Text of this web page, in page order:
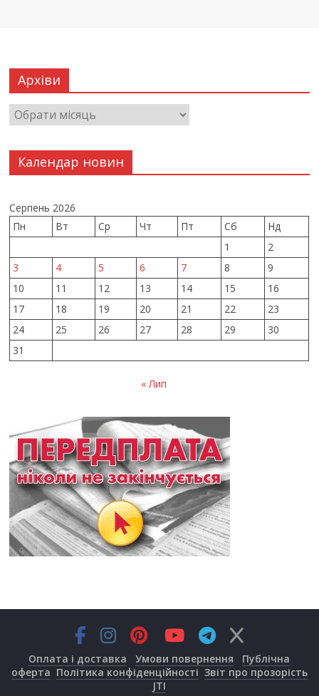
Архіви
Календар новин
Серпень 2026
Пн
Вт Ср Чт Пт Сб
Нд
1
2
3
4 5 6 7 8
9
10
11 12 13 14 15
16
17
18 19 20 21 22
23
24
25 26 27 28 29
30
31
« Лип
Оплата і доставка Умови повернення
Публічна
оферта Політика конфіденційності Звіт про прозорість
JTI